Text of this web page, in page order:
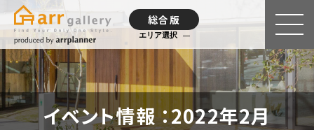
総合版
エリア選択
イベント情報 ：2022年2月